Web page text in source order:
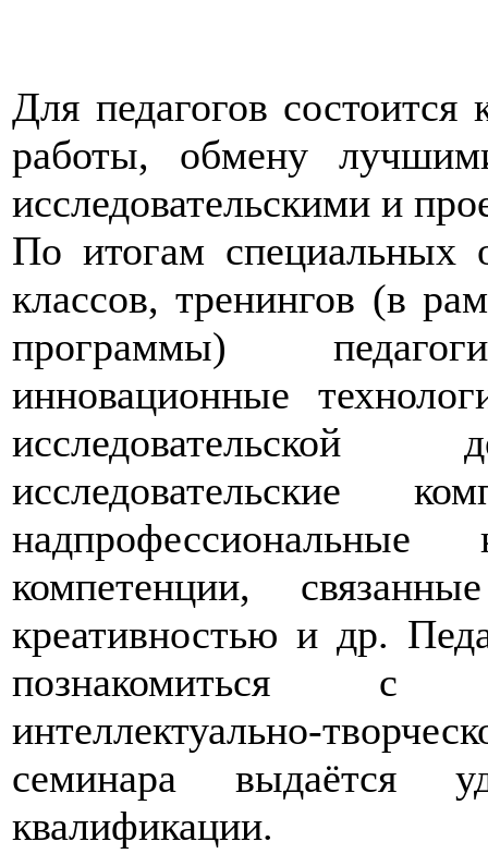
Для педагогов
работы, обмену
исследовательскими и
По итогам специальных
классов, тренингов (в
программы)
инновационные
исследовательской
исследовательские
компетенции,
креативностью и др.
познакомиться с
интеллектуально-
семинара выдаётся
квалификации.